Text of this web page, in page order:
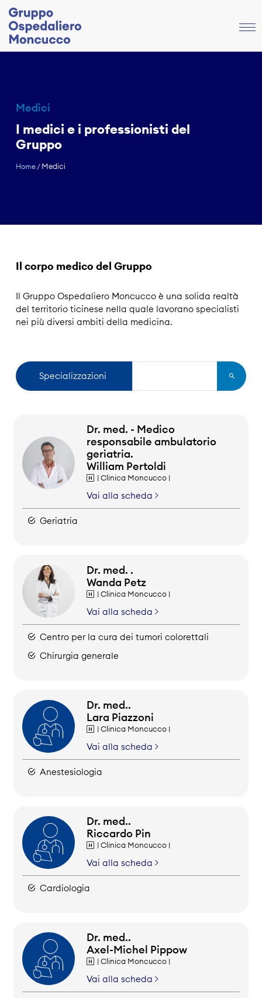
Medici
I medici e i professionisti del
Gruppo
Home / Medici
Il corpo medico del Gruppo
Il Gruppo Ospedaliero Moncucco è una solida realtà
del territorio ticinese nella quale lavorano specialisti
nei più diversi ambiti della medicina.
Dr. med. - Medico
responsabile ambulatorio
geriatria.
William Pertoldi
| Clinica Moncucco |
Vai alla scheda
Geriatria
Dr. med. .
Wanda Petz
| Clinica Moncucco |
Vai alla scheda
Centro per la cura dei tumori colorettali
Chirurgia generale
Dr. med..
Lara Piazzoni
| Clinica Moncucco |
Vai alla scheda
Anestesiologia
Dr. med..
Riccardo Pin
| Clinica Moncucco |
Vai alla scheda
Cardiologia
Dr. med..
Axel-Michel Pippow
| Clinica Moncucco |
Vai alla scheda